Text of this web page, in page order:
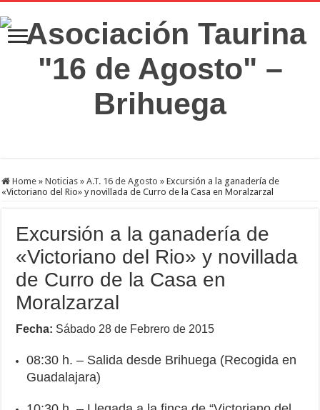
Home » Noticias » A.T. 16 de Agosto » Excursión a la ganadería de
«Victoriano del Rio» y novillada de Curro de la Casa en Moralzarzal
Excursión a la ganadería de
«Victoriano del Rio» y novillada
de Curro de la Casa en
Moralzarzal
Fecha: Sábado 28 de Febrero de 2015
08:30 h. – Salida desde Brihuega (Recogida en
Guadalajara)